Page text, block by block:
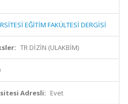
EĞİTİM FAKÜLTESİ DERGİSİ
TR DİZİN (ULAKBİM)
Adresli: Evet